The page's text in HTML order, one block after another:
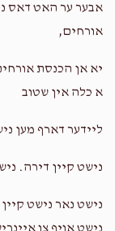
אבער ער האט דאס
אורחים,
א כלה אין שטוב
ליידער דארף מען
נישט קיין דירה.
נישט נאר נישט
נישט אויף צו